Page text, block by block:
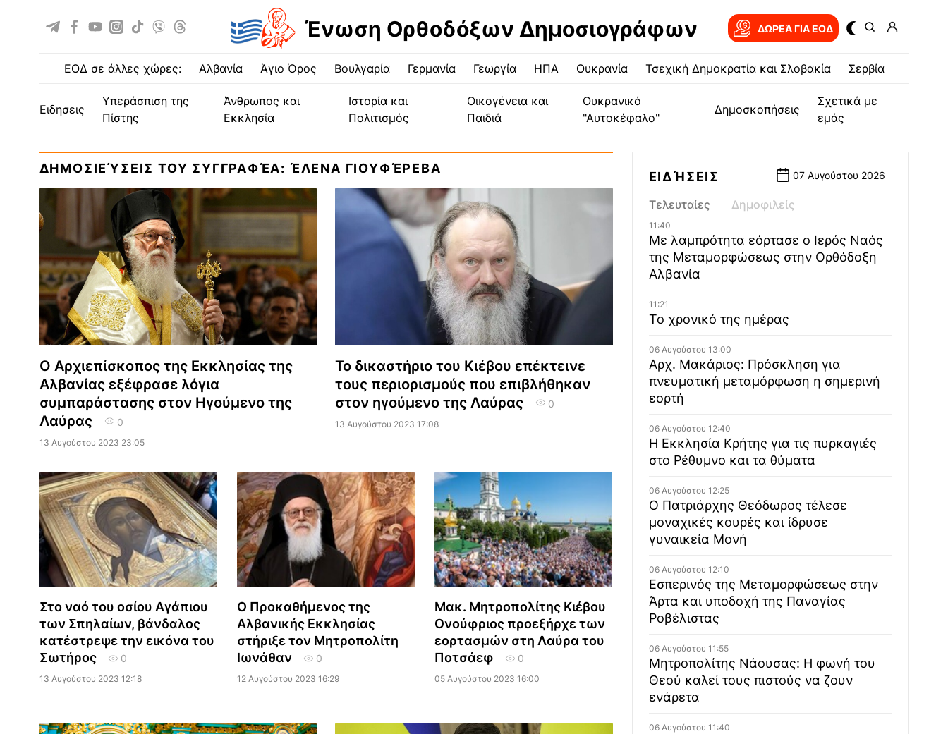
Ένωση Ορθοδόξων Δημοσιογράφων ΔΩΡΕΆ ΓΙΑ EOΔ
ΕΟΔ σε άλλες χώρες: Αλβανία Άγιο Όρος Βουλγαρία Γερμανία Γεωργία ΗΠΑ Ουκρανία Τσεχική Δημοκρατία και Σλοβακία Σερβία
ειδησεις
Υπεράσπιση της
Πίστης
Άνθρωπος και
Εκκλησία
Ιστορία και
Πολιτισμός
Οικογένεια και
Παιδιά
Ουκρανικό
"Αυτοκέφαλο"
Δημοσκοπήσεις
Σχετικά με
εμάς
ΔΗΜΟΣΙΕΎΣΕΙΣ ΤΟΥ ΣΥΓΓΡΑΦΈΑ: ΈΛΕΝΑ ΓΙΟΥΦΈΡΕΒΑ
Ο Αρχιεπίσκοπος της Εκκλησίας της
Αλβανίας εξέφρασε λόγια
συμπαράστασης στον Ηγούμενο της
Λαύρας
0
13 Αυγούστου 2023 23:05
Το δικαστήριο του Κιέβου επέκτεινε
τους περιορισμούς που επιβλήθηκαν
στον ηγούμενο της Λαύρας
0
13 Αυγούστου 2023 17:08
Στο ναό του οσίου Αγάπιου
των Σπηλαίων, βάνδαλος
κατέστρεψε την εικόνα του
Σωτήρος
0
13 Αυγούστου 2023 12:18
Ο Προκαθήμενος της
Αλβανικής Εκκλησίας
στήριξε τον Μητροπολίτη
Ιωνάθαν
0
12 Αυγούστου 2023 16:29
Μακ. Μητροπολίτης Κιέβου
Ονούφριος προεξήρχε των
εορτασμών στη Λαύρα του
Ποτσάεφ
0
05 Αυγούστου 2023 16:00
ΕΙΔΉΣΕΙΣ 07 Αυγούστου 2026
Τελευταίες Δημοφιλείς
11:40
Με λαμπρότητα εόρτασε ο Ιερός Ναός
της Μεταμορφώσεως στην Ορθόδοξη
Αλβανία
11:21
Το χρονικό της ημέρας
06 Αυγούστου 13:00
Αρχ. Μακάριος: Πρόσκληση για
πνευματική μεταμόρφωση η σημερινή
εορτή
06 Αυγούστου 12:40
Η Εκκλησία Κρήτης για τις πυρκαγιές
στο Ρέθυμνο και τα θύματα
06 Αυγούστου 12:25
Ο Πατριάρχης Θεόδωρος τέλεσε
μοναχικές κουρές και ίδρυσε
γυναικεία Μονή
06 Αυγούστου 12:10
Εσπερινός της Μεταμορφώσεως στην
Άρτα και υποδοχή της Παναγίας
Ροβέλιστας
06 Αυγούστου 11:55
Μητροπολίτης Νάουσας: Η φωνή του
Θεού καλεί τους πιστούς να ζουν
ενάρετα
06 Αυγούστου 11:40